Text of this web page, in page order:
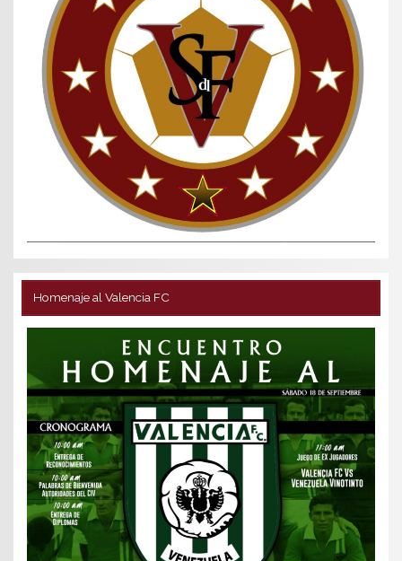
Homenaje al Valencia FC